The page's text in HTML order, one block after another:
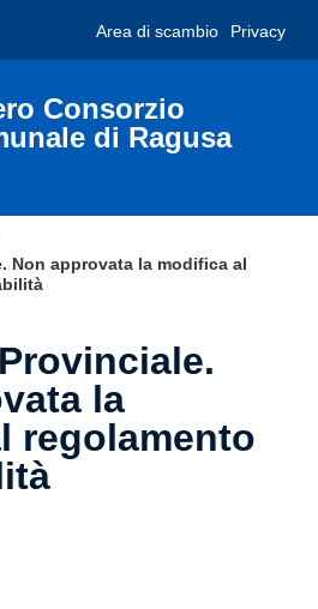
Area di scambio Privacy
Consorzio
di Ragusa
Non approvata la modifica al
la
regolamento